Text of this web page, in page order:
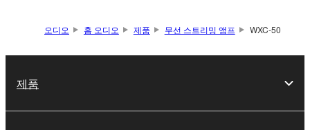
오디오 홈 오디오 제품 무선 스트리밍 앰프 WXC-50
제품